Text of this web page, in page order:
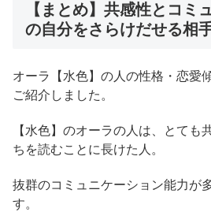
【まとめ】共感性とコミ
の自分をさらけだせる相
オーラ【水色】の人の性格・恋愛
ご紹介しました。
【水色】のオーラの人は、とても
ちを読むことに長けた人。
抜群のコミュニケーション能力が
す。